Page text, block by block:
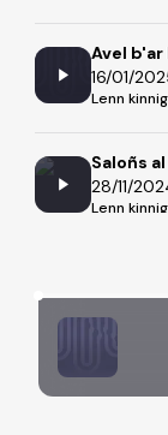
Avel
16/01/
Lenn
Saloñs
28/11/
Lenn
20/11/
Lenn kinnig